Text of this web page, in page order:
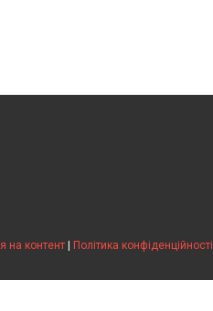
на контент
Політика конфіденційності